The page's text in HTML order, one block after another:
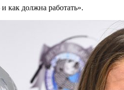
как должна работать».